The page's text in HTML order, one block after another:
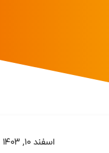
اسفند ۱۰, ۱۴۰۳